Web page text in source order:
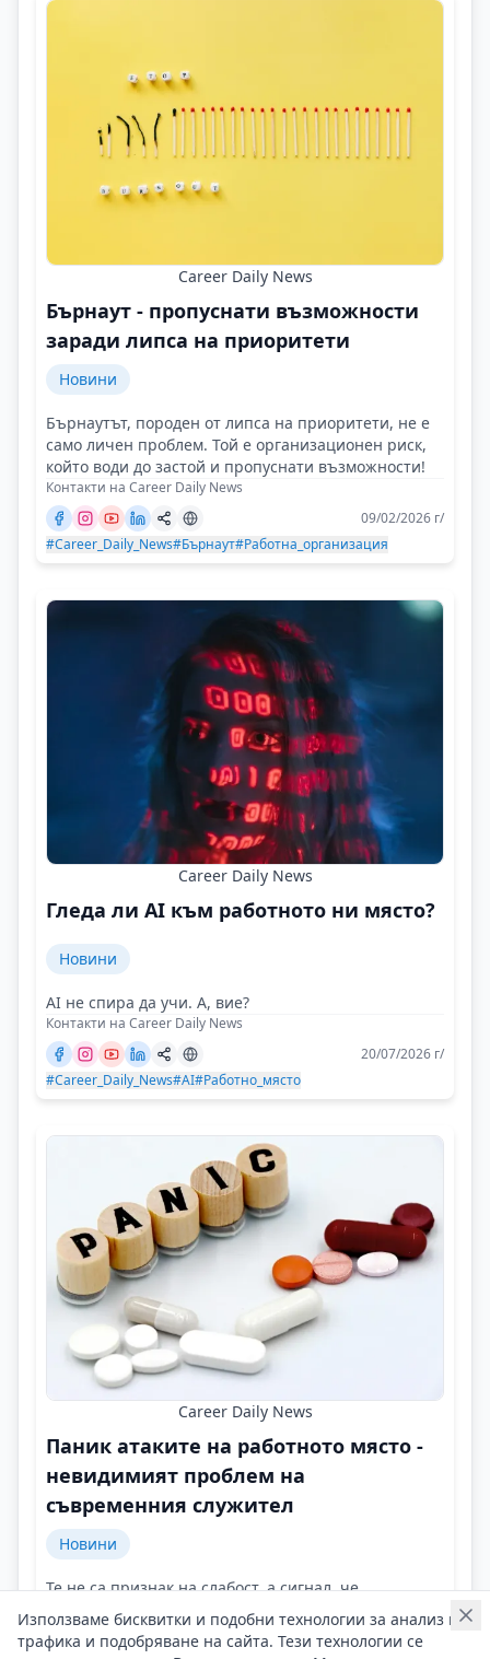
Career Daily News
Бърнаут - пропуснати възможности
заради липса на приоритети
Новини
Бърнаутът, породен от липса на приоритети, не е
само личен проблем. Той е организационен риск,
който води до застой и пропуснати възможности!
Контакти на Career Daily News
09/02/2026 г/
#Career_Daily_News#Бърнаут#Работна_организация
Career Daily News
Гледа ли AI към работното ни място?
Новини
AI не спира да учи. А, вие?
Контакти на Career Daily News
20/07/2026 г/
#Career_Daily_News#AI#Работно_място
Career Daily News
Паник атаките на работното място -
невидимият проблем на
съвременния служител
Новини
Те не са признак на слабост, а сигнал, че
организмът е достигнал границата си!
Контакти на Career Daily News
Използваме бисквитки и подобни технологии за анализ на
трафика и подобряване на сайта. Тези технологии се